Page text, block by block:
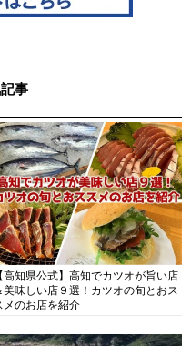
事
【高知県公式】高知でカツオが旨い店
美味しい店９選！カツオの旬とおス
メのお店を紹介